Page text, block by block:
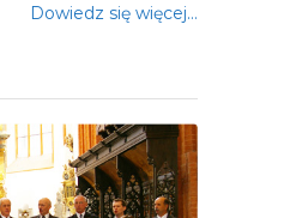
Dowiedz się więcej…